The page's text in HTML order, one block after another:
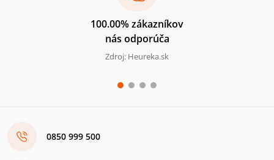
100.00% zákazníkov
nás odporúča
Zdroj: Heureka.sk
0850 999 500